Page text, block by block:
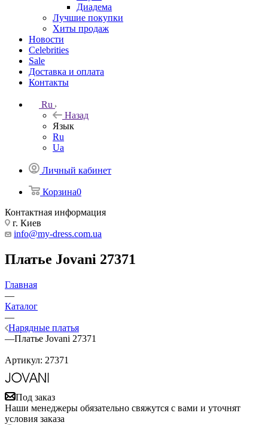
Диадема
Лучшие покупки
Хиты продаж
Новости
Celebrities
Sale
Доставка и оплата
Контакты
Ru
Назад
Язык
Ru
Ua
Личный кабинет
Корзина0
Контактная информация
г. Киев
info@my-dress.com.ua
Платье Jovani 27371
Главная
—
Каталог
—
Нарядные платья
—Платье Jovani 27371
Артикул: 27371
Под заказ
Наши менеджеры обязательно свяжутся с вами и уточнят
условия заказа